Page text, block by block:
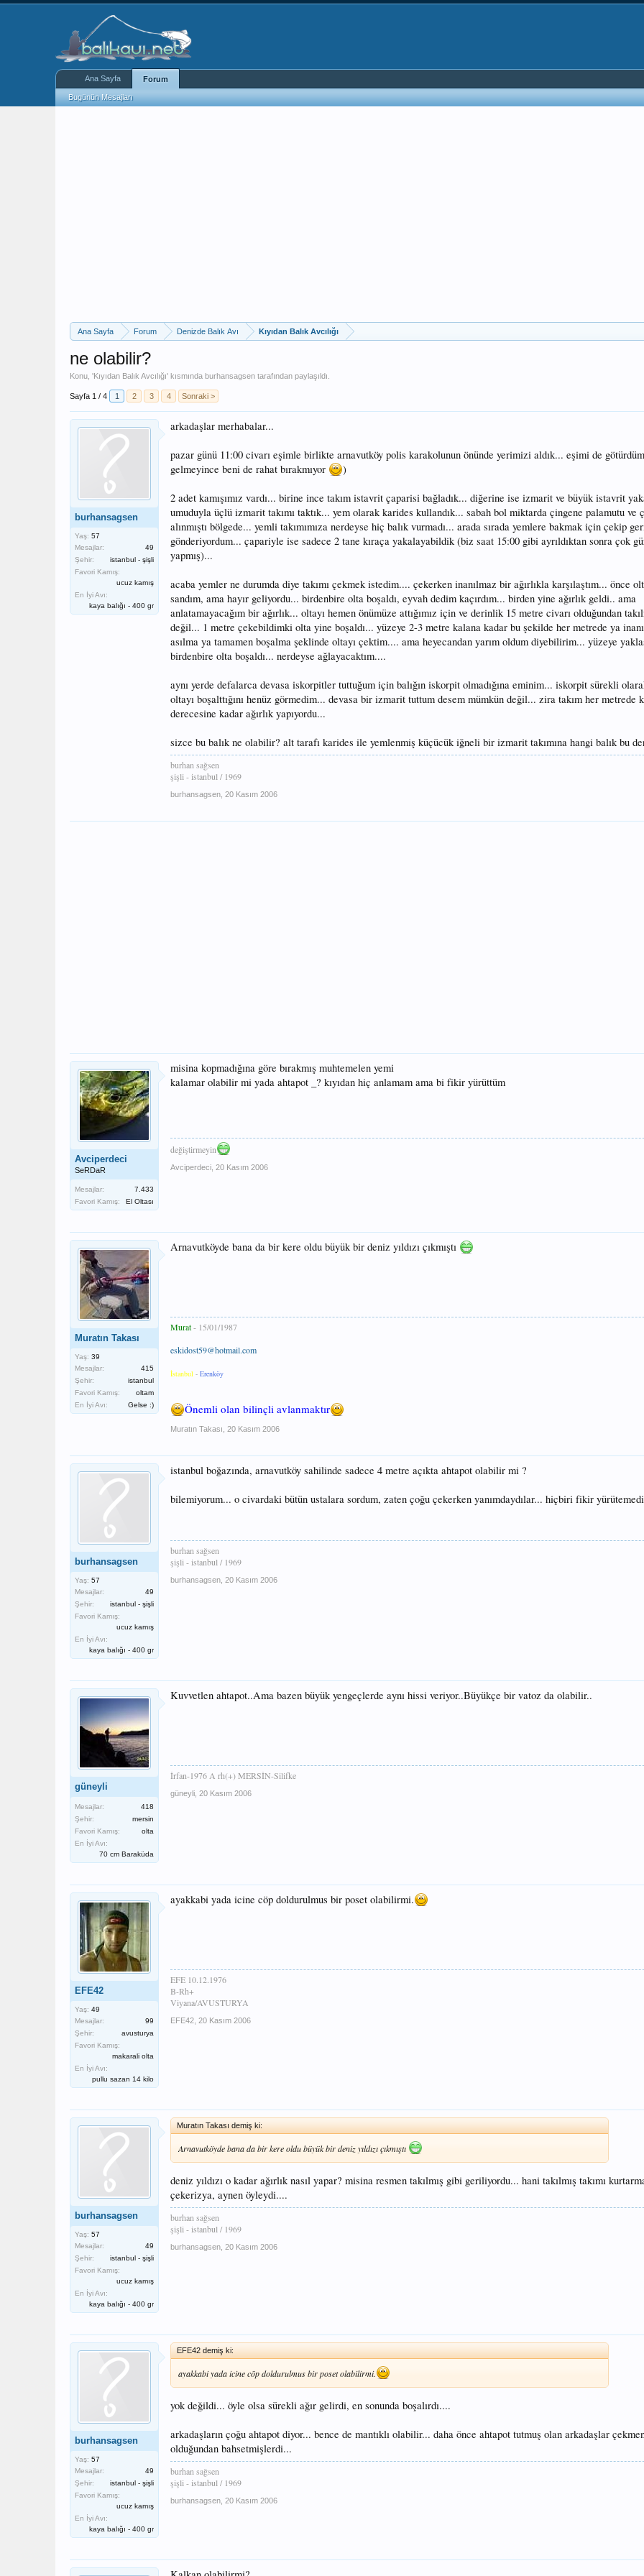
Ana Sayfa Forum Denizde Balık Avı Kıyıdan Balık Avcılığı
ne olabilir?
Konu, 'Kıyıdan Balık Avcılığı' kısmında burhansagsen tarafından paylaşıldı.
Sayfa 1 / 4 1 2 3 4 Sonraki >
burhansagsen
Yaş: 57
Mesajlar:
49
Şehir:
istanbul - şişli
Favori Kamış:
ucuz kamış
En İyi Avı:
kaya balığı - 400 gr
arkadaşlar merhabalar...
pazar günü 11:00 civarı eşimle birlikte arnavutköy polis karakolunun önünde yerimizi aldık... eşimi de
gelmeyince beni de rahat bırakmıyor
)
2 adet kamışımız vardı... birine ince takım istavrit çaparisi bağladık... diğerine ise izmarit ve büyük istavrit
umuduyla üçlü izmarit takımı taktık... yem olarak karides kullandık... sabah bol miktarda çingene palamutu ve
alınmıştı bölgede... yemli takımımıza nerdeyse hiç balık vurmadı... arada sırada yemlere bakmak için çekip
gönderiyordum... çapariyle ise sadece 2 tane kıraça yakalayabildik (biz saat 15:00 gibi ayrıldıktan sonra çok
yapmış)...
acaba yemler ne durumda diye takımı çekmek istedim.... çekerken inanılmaz bir ağırlıkla karşılaştım... önce
sandım, ama hayır geliyordu... birdenbire olta boşaldı, eyvah dedim kaçırdım... birden yine ağırlık geldi.. ama
anlatamayacağım bir ağırlık... oltayı hemen önümüze attığımız için ve derinlik 15 metre civarı olduğundan
değil... 1 metre çekebildimki olta yine boşaldı... yüzeye 2-3 metre kalana kadar bu şekilde her metrede ya
asılma ya tamamen boşalma şeklinde oltayı çektim.... ama heyecandan yarım oldum diyebilirim... yüzeye
birdenbire olta boşaldı... nerdeyse ağlayacaktım....
aynı yerde defalarca devasa iskorpitler tuttuğum için balığın iskorpit olmadığına eminim... iskorpit sürekli
oltayı boşalttığını henüz görmedim... devasa bir izmarit tuttum desem mümkün değil... zira takım her metrede
derecesine kadar ağırlık yapıyordu...
sizce bu balık ne olabilir? alt tarafı karides ile yemlenmiş küçücük iğneli bir izmarit takımına hangi balık bu
burhan sağsen
şişli - istanbul / 1969
burhansagsen 20 Kasım 2006
Avciperdeci
SeRDaR
Mesajlar:
7.433
Favori Kamış:
El Oltası
misina kopmadığına göre bırakmış muhtemelen yemi
kalamar olabilir mi yada ahtapot _? kıyıdan hiç anlamam ama bi fikir yürüttüm
değiştirmeyin
Avciperdeci 20 Kasım 2006
Muratın Takası
Yaş: 39
Mesajlar:
415
Şehir:
istanbul
Favori Kamış:
oltam
En İyi Avı:
Gelse :)
Arnavutköyde bana da bir kere oldu büyük bir deniz yıldızı çıkmıştı
Murat- 15/01/1987
eskidost59@hotmail.com
İstanbul - Erenköy
Önemli olan bilinçli avlanmaktır
Muratın Takası 20 Kasım 2006
burhansagsen
Yaş: 57
Mesajlar:
49
Şehir:
istanbul - şişli
Favori Kamış:
ucuz kamış
En İyi Avı:
kaya balığı - 400 gr
istanbul boğazında, arnavutköy sahilinde sadece 4 metre açıkta ahtapot olabilir mi ?
bilemiyorum... o civardaki bütün ustalara sordum, zaten çoğu çekerken yanımdaydılar... hiçbiri fikir
burhan sağsen
şişli - istanbul / 1969
burhansagsen 20 Kasım 2006
güneyli
Mesajlar:
418
Şehir:
mersin
Favori Kamış:
olta
En İyi Avı:
70 cm Baraküda
Kuvvetlen ahtapot..Ama bazen büyük yengeçlerde aynı hissi veriyor..Büyükçe bir vatoz da olabilir..
İrfan-1976 A rh(+) MERSİN-Silifke
güneyli 20 Kasım 2006
EFE42
Yaş: 49
Mesajlar:
99
Şehir:
avusturya
Favori Kamış:
makarali olta
En İyi Avı:
pullu sazan 14 kilo
ayakkabi yada icine cöp doldurulmus bir poset olabilirmi.
EFE 10.12.1976
B-Rh+
Viyana/AVUSTURYA
EFE42 20 Kasım 2006
burhansagsen
Yaş: 57
Mesajlar:
49
Şehir:
istanbul - şişli
Favori Kamış:
ucuz kamış
En İyi Avı:
kaya balığı - 400 gr
Muratın Takası demiş ki:
Arnavutköyde bana da bir kere oldu büyük bir deniz yıldızı çıkmıştı
deniz yıldızı o kadar ağırlık nasıl yapar? misina resmen takılmış gibi geriliyordu... hani takılmış takımı
çekerizya, aynen öyleydi....
burhan sağsen
şişli - istanbul / 1969
burhansagsen 20 Kasım 2006
burhansagsen
Yaş: 57
Mesajlar:
49
Şehir:
istanbul - şişli
Favori Kamış:
ucuz kamış
En İyi Avı:
kaya balığı - 400 gr
EFE42 demiş ki:
ayakkabi yada icine cöp doldurulmus bir poset olabilirmi.
yok değildi... öyle olsa sürekli ağır gelirdi, en sonunda boşalırdı....
arkadaşların çoğu ahtapot diyor... bence de mantıklı olabilir... daha önce ahtapot tutmuş olan arkadaşlar
olduğundan bahsetmişlerdi...
burhan sağsen
şişli - istanbul / 1969
burhansagsen 20 Kasım 2006
Ana Sayfa Forum
Bugünün Mesajları